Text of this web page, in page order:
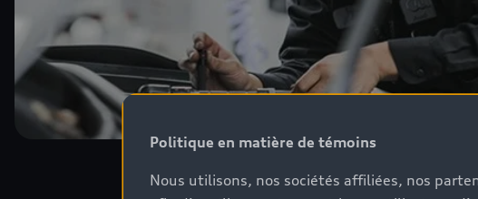
Politique en matière de témoins
Nous utilisons, nos sociétés affiliées, nos